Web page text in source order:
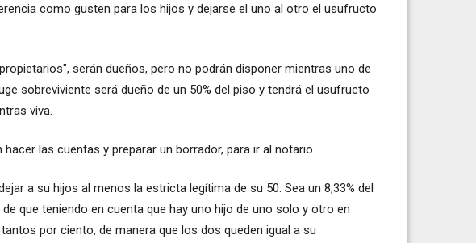
como gusten para los hijos y dejarse el uno al otro el usufructo
serán dueños, pero no podrán disponer mientras uno de
sobreviviente será dueño de un 50% del piso y tendrá el usufructo
viva.
las cuentas y preparar un borrador, para ir al notario.
a su hijos al menos la estricta legítima de su 50. Sea un 8,33% del
que teniendo en cuenta que hay uno hijo de uno solo y otro en
por ciento, de manera que los dos queden igual a su